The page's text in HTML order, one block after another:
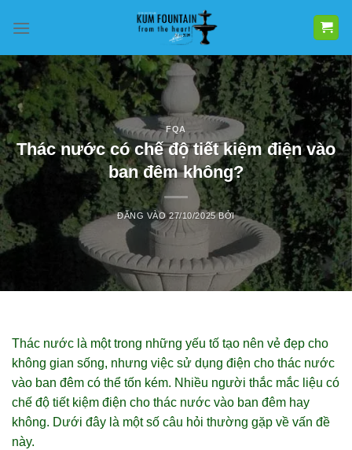
qua
dung
FQA
Thác nước có chế độ tiết kiệm điện vào
ban đêm không?
ĐĂNG VÀO27/10/2025 BỞI
Thác nước là một trong những yếu tố tạo nên vẻ đẹp cho
không gian sống, nhưng việc sử dụng điện cho thác nước
vào ban đêm có thể tốn kém. Nhiều người thắc mắc liệu có
chế độ tiết kiệm điện cho thác nước vào ban đêm hay
không. Dưới đây là một số câu hỏi thường gặp về vấn đề
này.